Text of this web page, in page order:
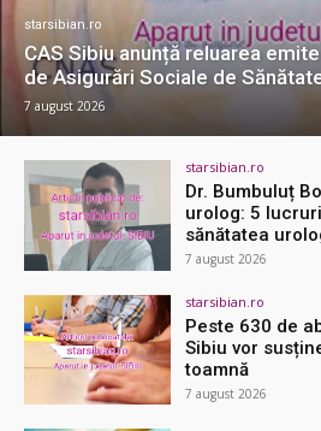
starsibian.ro
CAS Sibiu anunță reluarea
de Asigurări Sociale de
7 august 2026
starsibian.ro
Dr. Bumbuluț
urolog: 5
sănătatea
7 august 2026
starsibian.ro
Peste 630 de
Sibiu vor
toamnă
7 august 2026